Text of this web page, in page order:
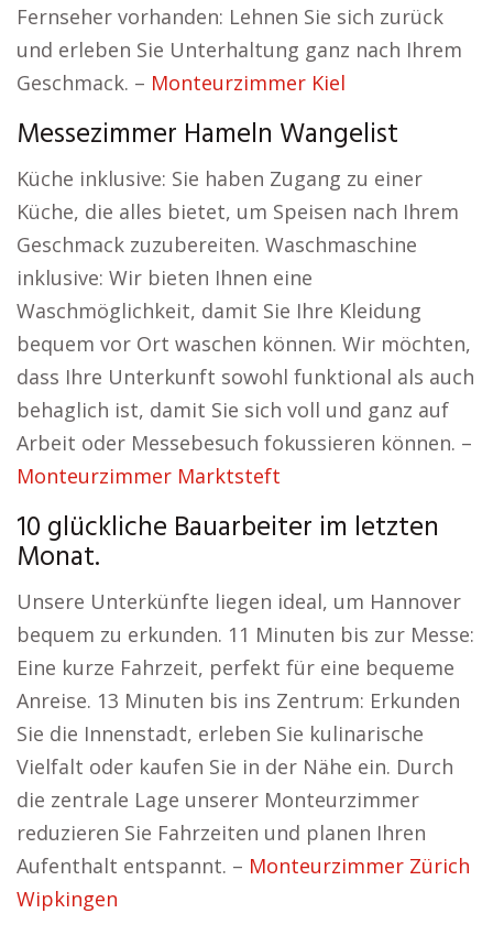
Fernseher vorhanden: Lehnen Sie sich zurück
und erleben Sie Unterhaltung ganz nach Ihrem
Geschmack. – Monteurzimmer Kiel
Messezimmer Hameln Wangelist
Küche inklusive: Sie haben Zugang zu einer
Küche, die alles bietet, um Speisen nach Ihrem
Geschmack zuzubereiten. Waschmaschine
inklusive: Wir bieten Ihnen eine
Waschmöglichkeit, damit Sie Ihre Kleidung
bequem vor Ort waschen können. Wir möchten,
dass Ihre Unterkunft sowohl funktional als auch
behaglich ist, damit Sie sich voll und ganz auf
Arbeit oder Messebesuch fokussieren können. –
Monteurzimmer Marktsteft
10 glückliche Bauarbeiter im letzten
Monat.
Unsere Unterkünfte liegen ideal, um Hannover
bequem zu erkunden. 11 Minuten bis zur Messe:
Eine kurze Fahrzeit, perfekt für eine bequeme
Anreise. 13 Minuten bis ins Zentrum: Erkunden
Sie die Innenstadt, erleben Sie kulinarische
Vielfalt oder kaufen Sie in der Nähe ein. Durch
die zentrale Lage unserer Monteurzimmer
reduzieren Sie Fahrzeiten und planen Ihren
Aufenthalt entspannt. – Monteurzimmer Zürich
Wipkingen